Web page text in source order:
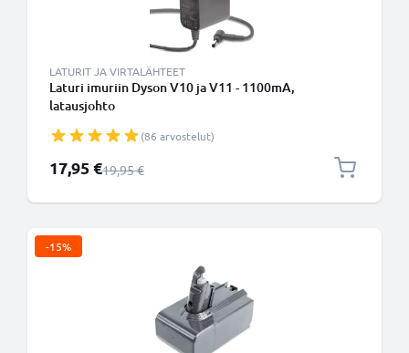
LATURIT JA VIRTALÄHTEET
Laturi imuriin Dyson V10 ja V11 - 1100mA,
latausjohto
(86 arvostelut)
Erikoishinta
17,95 €Normaali hinta
19,95 €
-15%